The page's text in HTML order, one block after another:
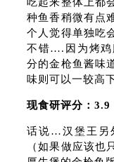
种鱼香稍微有点
个人觉得单独吃
不错….因为烤鸡
分的金枪鱼酱味
味则可以一较高
现食研评分：3.9
话说…汉堡王另
（如果做应该也